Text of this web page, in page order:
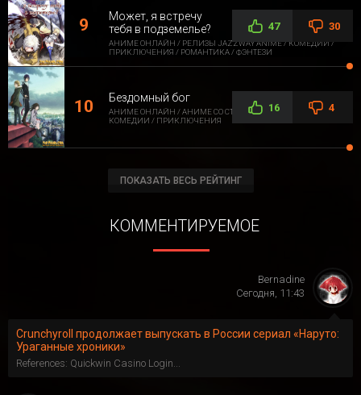
Может, я встречу
тебя в подземелье?
АНИМЕ ОНЛАЙН / РЕЛИЗЫ JAZZWAY ANIME / КОМЕДИИ /
ПРИКЛЮЧЕНИЯ / РОМАНТИКА / ФЭНТЕЗИ
47 30
Бездомный бог
АНИМЕ ОНЛАЙН / АНИМЕ СО СТОРОННЕЙ ОЗВУЧКОЙ /
КОМЕДИИ / ПРИКЛЮЧЕНИЯ
16 4
ПОКАЗАТЬ ВЕСЬ РЕЙТИНГ
КОММЕНТИРУЕМОЕ
Crunchyroll продолжает выпускать в России сериал «Наруто:
Ураганные хроники»
References: Quickwin Casino Login...
Bernadine
Сегодня, 11:43